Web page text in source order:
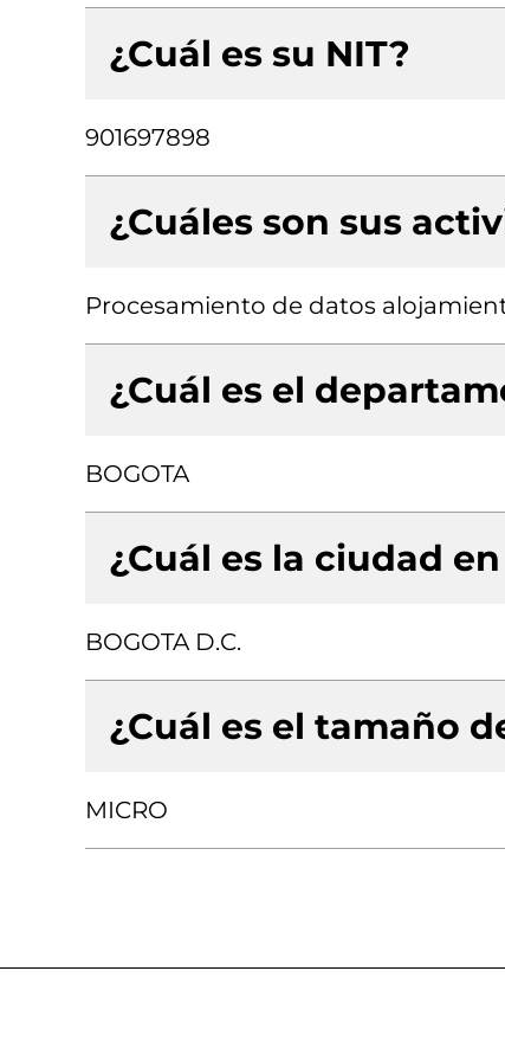
¿Cuál es su NIT?
901697898
¿Cuáles son sus
Procesamiento de datos
¿Cuál es el
BOGOTA
¿Cuál es la ciudad
BOGOTA D.C.
¿Cuál es el tamaño
MICRO